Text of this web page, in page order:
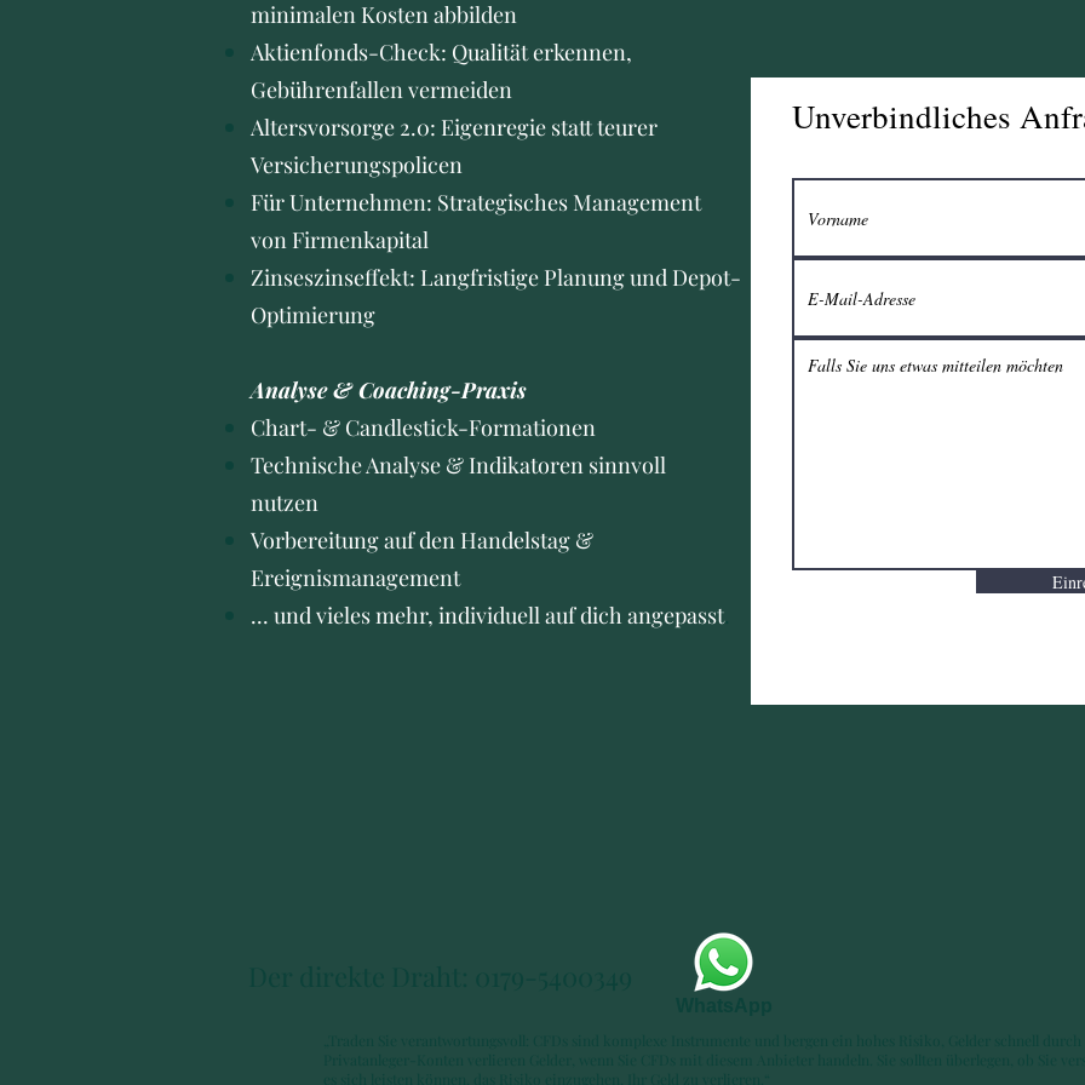
minimalen Kosten abbilden
Aktienfonds-Check: Qualität erkennen,
Gebührenfallen vermeiden
Altersvorsorge 2.0: Eigenregie statt teurer
Versicherungspolicen
Für Unternehmen: Strategisches Management
von Firmenkapital
Zinseszinseffekt: Langfristige Planung und Depot-
Optimierung
Analyse & Coaching-Praxis
Chart- & Candlestick-Formationen
Technische Analyse & Indikatoren sinnvoll
nutzen
Vorbereitung auf den Handelstag &
Ereignismanagement
... und vieles mehr, individuell auf dich angepasst.
Unverbindliches